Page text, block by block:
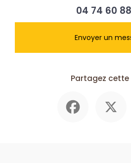
04 74 60
Envoyer un
Partagez cette